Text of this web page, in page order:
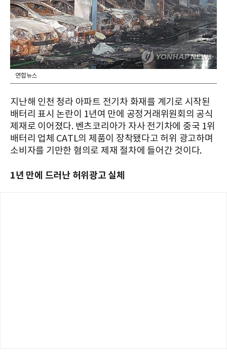
연합뉴스
지난해 인천 청라 아파트 전기차 화재를 계기로 시작된
배터리 표시 논란이 1년여 만에 공정거래위원회의 공식
제재로 이어졌다. 벤츠코리아가 자사 전기차에 중국 1위
배터리 업체 CATL의 제품이 장착됐다고 허위 광고하며
소비자를 기만한 혐의로 제재 절차에 들어간 것이다.
1년 만에 드러난 허위광고 실체